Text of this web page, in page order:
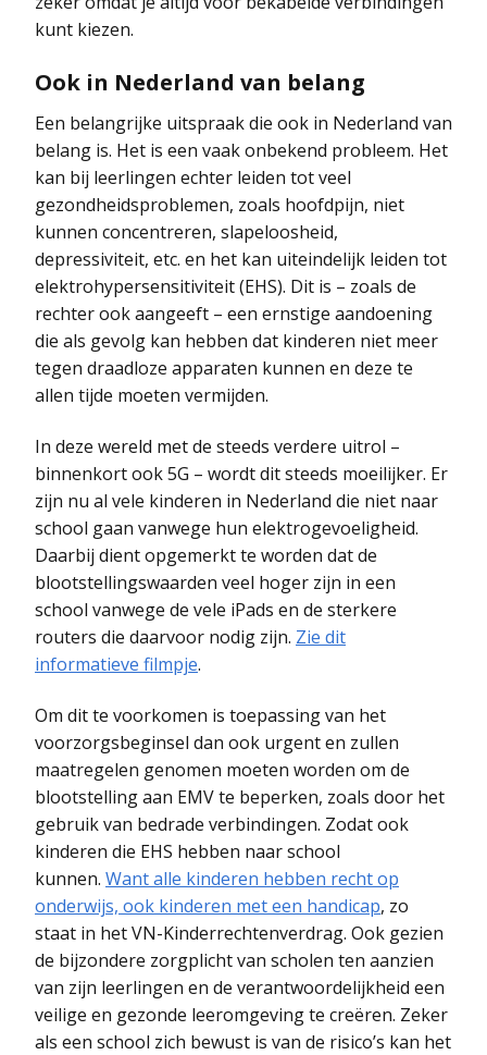
kunt kiezen.
Ook in Nederland van belang
Een belangrijke uitspraak die ook in Nederland van
belang is. Het is een vaak onbekend probleem. Het
kan bij leerlingen echter leiden tot veel
gezondheidsproblemen, zoals hoofdpijn, niet
kunnen concentreren, slapeloosheid,
depressiviteit, etc. en het kan uiteindelijk leiden tot
elektrohypersensitiviteit (EHS). Dit is – zoals de
rechter ook aangeeft – een ernstige aandoening
die als gevolg kan hebben dat kinderen niet meer
tegen draadloze apparaten kunnen en deze te
allen tijde moeten vermijden.
In deze wereld met de steeds verdere uitrol –
binnenkort ook 5G – wordt dit steeds moeilijker. Er
zijn nu al vele kinderen in Nederland die niet naar
school gaan vanwege hun elektrogevoeligheid.
Daarbij dient opgemerkt te worden dat de
blootstellingswaarden veel hoger zijn in een
school vanwege de vele iPads en de sterkere
routers die daarvoor nodig zijn. Zie dit
informatieve filmpje.
Om dit te voorkomen is toepassing van het
voorzorgsbeginsel dan ook urgent en zullen
maatregelen genomen moeten worden om de
blootstelling aan EMV te beperken, zoals door het
gebruik van bedrade verbindingen. Zodat ook
kinderen die EHS hebben naar school
kunnen. Want alle kinderen hebben recht op
onderwijs, ook kinderen met een handicap, zo
staat in het VN-Kinderrechtenverdrag. Ook gezien
de bijzondere zorgplicht van scholen ten aanzien
van zijn leerlingen en de verantwoordelijkheid een
veilige en gezonde leeromgeving te creëren. Zeker
als een school zich bewust is van de risico’s kan het